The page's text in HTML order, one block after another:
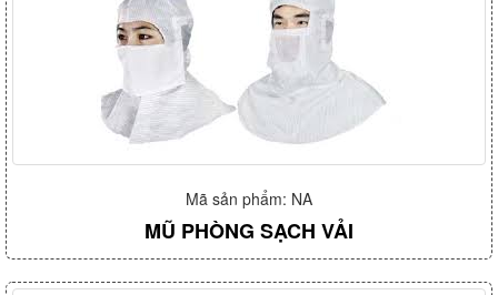
Mã sản phẩm: NA
MŨ PHÒNG SẠCH VẢI